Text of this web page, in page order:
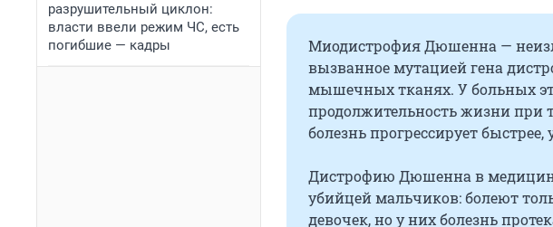
разрушительный циклон:
власти ввели режим ЧС, есть
погибшие — кадры
Миодистрофия Дюшенна —
вызванное мутацией гена
мышечных тканях. У больных
продолжительность жизни при
болезнь прогрессирует
Дистрофию Дюшенна в
убийцей мальчиков: болеют
девочек, но у них болезнь